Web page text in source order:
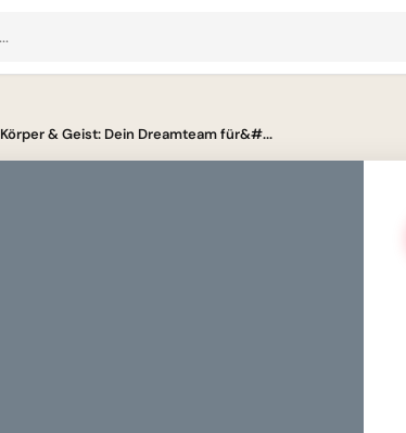
Körper & Geist: Dein Dreamteam für&#...